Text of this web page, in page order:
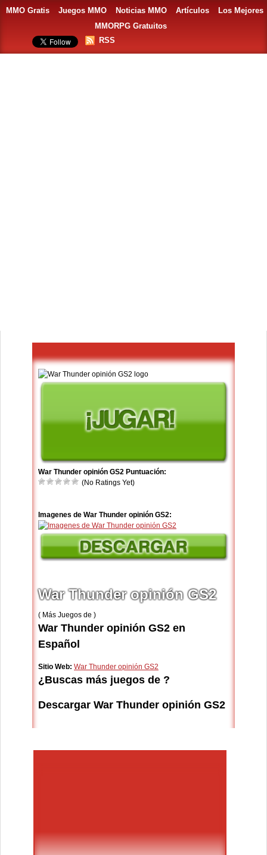
MMO Gratis Juegos MMO Noticias MMO Artículos
Los Mejores
MMORPG Gratuitos
RSS
War Thunder opinión GS2 Puntuación:
(No Ratings Yet)
Imagenes de War Thunder opinión GS2:
War Thunder opinión GS2
( Más Juegos de )
War Thunder opinión GS2 en
Español
Sitio Web: War Thunder opinión GS2
¿Buscas más juegos de ?
Descargar War Thunder opinión GS2